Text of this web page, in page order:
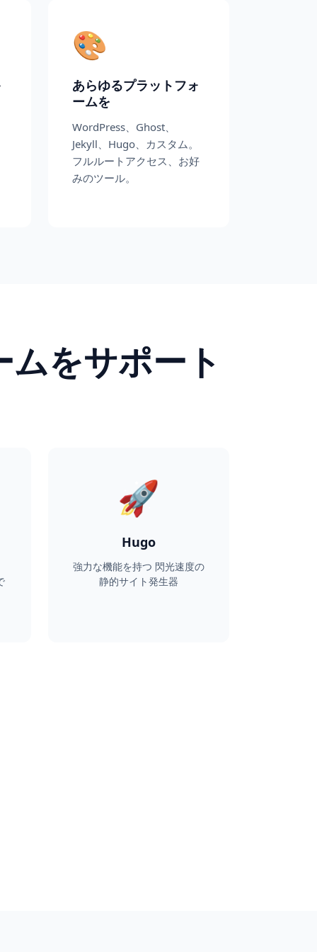
🎨
あらゆるプラットフォ
ームを
WordPress、Ghost、
Jekyll、Hugo、カスタム。
フルルートアクセス、お好
みのツール。
をサポート
🚀
Hugo
強力な機能を持つ 閃光速度の
静的サイト発生器